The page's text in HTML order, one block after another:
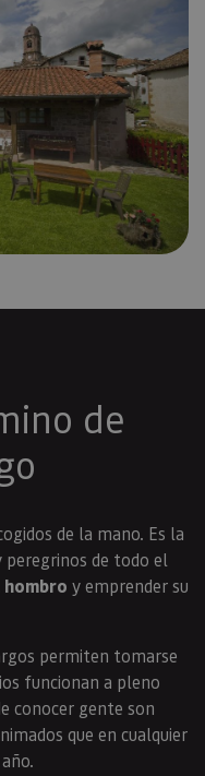
de
de la mano. Es la
peregrinos de todo el
y emprender su
permiten tomarse
funcionan a pleno
conocer gente son
que en cualquier